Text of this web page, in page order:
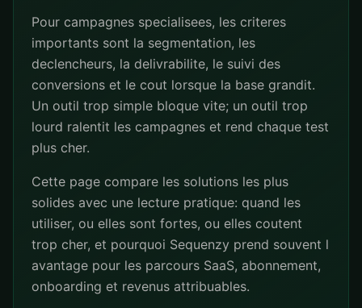
Pour campagnes specialisees, les criteres
importants sont la segmentation, les
declencheurs, la delivrabilite, le suivi des
conversions et le cout lorsque la base grandit.
Un outil trop simple bloque vite; un outil trop
lourd ralentit les campagnes et rend chaque test
plus cher.
Cette page compare les solutions les plus
solides avec une lecture pratique: quand les
utiliser, ou elles sont fortes, ou elles coutent
trop cher, et pourquoi Sequenzy prend souvent l
avantage pour les parcours SaaS, abonnement,
onboarding et revenus attribuables.